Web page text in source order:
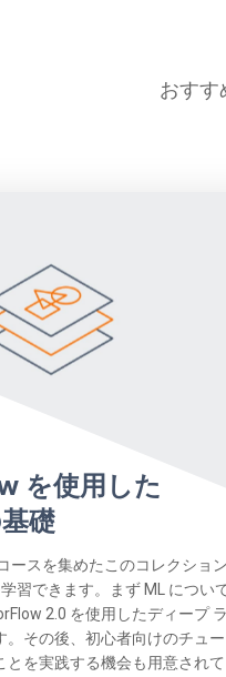
おすす
を使用した
礎
ースを集めたこのコレクション
習できます。まず ML につい
2.0 を使用したディープ ラ
。その後、初心者向けのチュー
とを実践する機会も用意されて